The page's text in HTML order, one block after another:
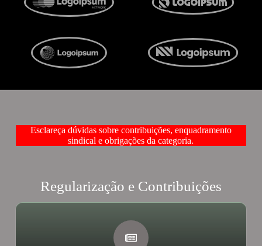
Esclareça dúvidas sobre contribuições, enquadramento
sindical e obrigações da categoria.
Regularização e Contribuições